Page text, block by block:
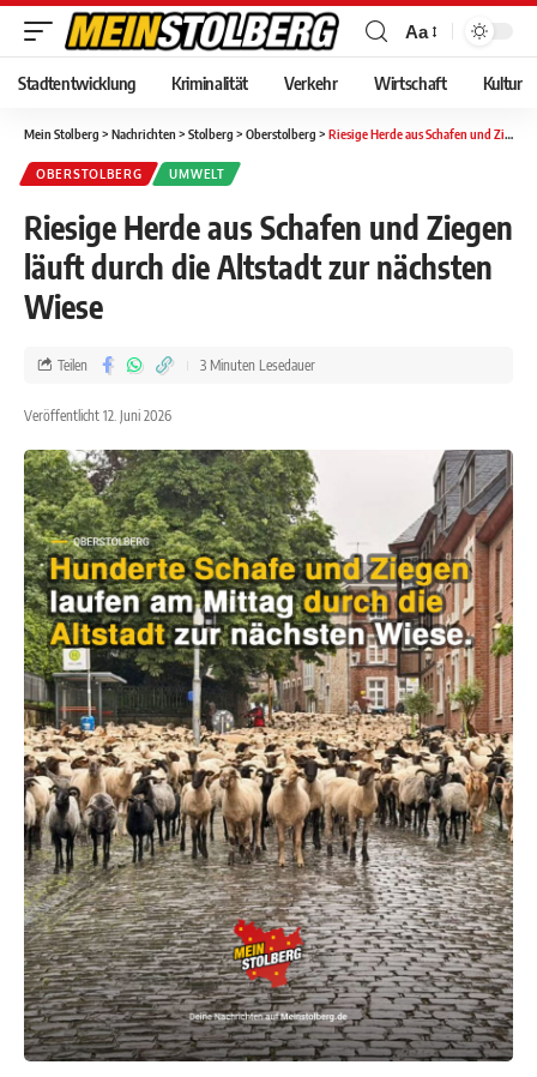
Aa
Stadtentwicklung Kriminalität Verkehr Wirtschaft Kultur
Mein Stolberg > Nachrichten > Stolberg > Oberstolberg > Riesige Herde aus Schafen und Ziegen läuft durch die Altstadt zur nächsten Wiese
OBERSTOLBERG UMWELT
Riesige Herde aus Schafen und Ziegen
läuft durch die Altstadt zur nächsten
Wiese
Veröffentlicht 12. Juni 2026
Teilen 3 Minuten Lesedauer